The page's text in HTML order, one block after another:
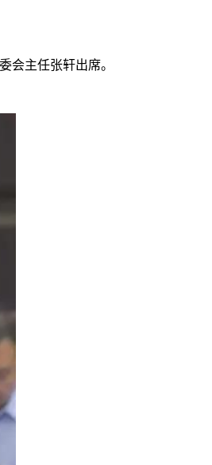
会主任张轩出席。